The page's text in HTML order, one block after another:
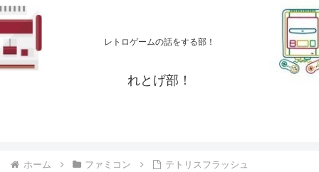
レトロゲームの話をする部！
れとげ部！
ホーム ファミコン テトリスフラッシュ